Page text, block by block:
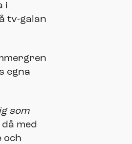
i
tv-galan
egna
som
med
och